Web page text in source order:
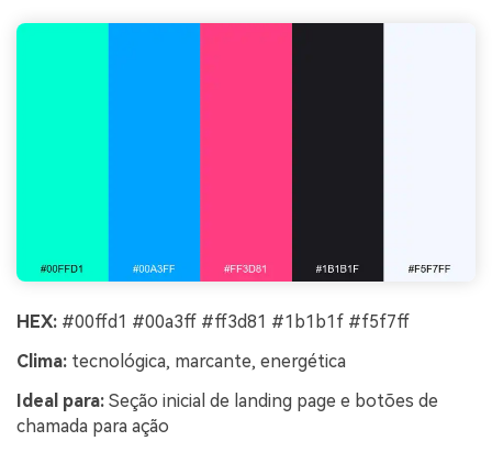
HEX: #00ffd1 #00a3ff #ff3d81 #1b1b1f #f5f7ff
Clima: tecnológica, marcante, energética
Ideal para: Seção inicial de landing page e botões de
chamada para ação